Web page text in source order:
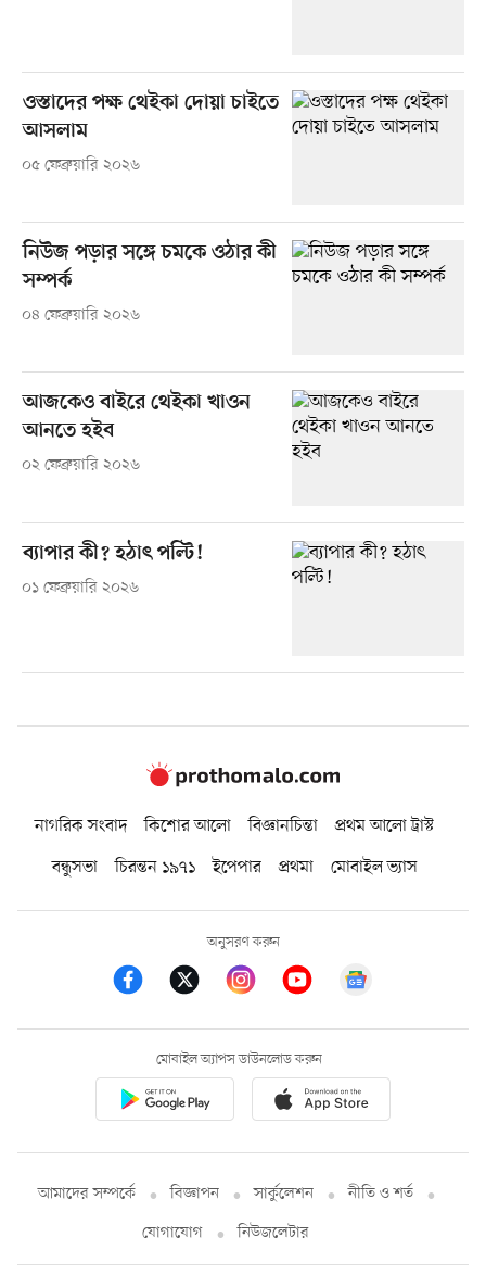
ওস্তাদের পক্ষ থেইকা দোয়া চাইতে
আসলাম
০৫ ফেব্রুয়ারি ২০২৬
নিউজ পড়ার সঙ্গে চমকে ওঠার কী
সম্পর্ক
০৪ ফেব্রুয়ারি ২০২৬
আজকেও বাইরে থেইকা খাওন
আনতে হইব
০২ ফেব্রুয়ারি ২০২৬
ব্যাপার কী? হঠাৎ পল্টি!
০১ ফেব্রুয়ারি ২০২৬
নাগরিক সংবাদ কিশোর আলো বিজ্ঞানচিন্তা
প্রথম আলো ট্রাস্ট
বন্ধুসভা
চিরন্তন ১৯৭১ ইপেপার প্রথমা মোবাইল ভ্যাস
অনুসরণ করুন
মোবাইল অ্যাপস ডাউনলোড করুন
আমাদের সম্পর্কে বিজ্ঞাপন সার্কুলেশন
নীতি ও শর্ত
যোগাযোগ
নিউজলেটার